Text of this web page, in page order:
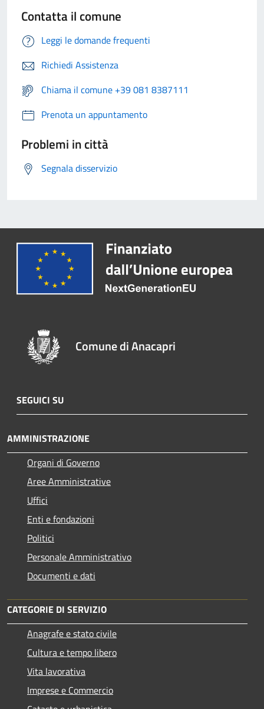
Contatta il comune
Leggi le domande frequenti
Richiedi Assistenza
Chiama il comune +39 081 8387111
Prenota un appuntamento
Problemi in città
Segnala disservizio
Comune di Anacapri
SEGUICI SU
AMMINISTRAZIONE
Organi di Governo
Aree Amministrative
Uffici
Enti e fondazioni
Politici
Personale Amministrativo
Documenti e dati
CATEGORIE DI SERVIZIO
Anagrafe e stato civile
Cultura e tempo libero
Vita lavorativa
Imprese e Commercio